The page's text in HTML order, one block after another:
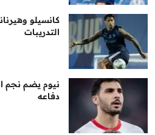
كانسيلو
التدريبات
نيوم يضم نجم
دفاعه